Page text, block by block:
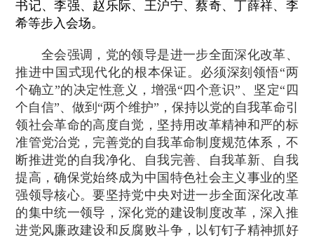
书记、李强、赵乐际、王沪宁、蔡奇、丁薛祥、李
希等步入会场。
全会强调，党的领导是进一步全面深化改革、
推进中国式现代化的根本保证。必须深刻领悟“两
个确立”的决定性意义，增强“四个意识”、坚定“四
个自信”、做到“两个维护”，保持以党的自我革命引
领社会革命的高度自觉，坚持用改革精神和严的标
准管党治党，完善党的自我革命制度规范体系，不
断推进党的自我净化、自我完善、自我革新、自我
提高，确保党始终成为中国特色社会主义事业的坚
强领导核心。要坚持党中央对进一步全面深化改革
的集中统一领导，深化党的建设制度改革，深入推
进党风廉政建设和反腐败斗争，以钉钉子精神抓好